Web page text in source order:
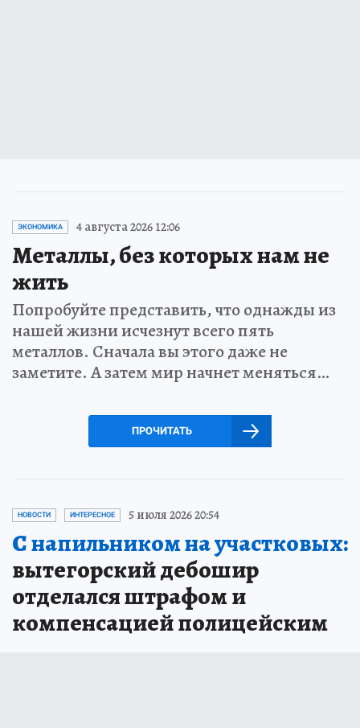
ЭКОНОМИКА 4 августа 2026 12:06
Металлы, без которых нам не
жить
Попробуйте представить, что однажды из
нашей жизни исчезнут всего пять
металлов. Сначала вы этого даже не
заметите. А затем мир начнет меняться…
ПРОЧИТАТЬ
НОВОСТИ ИНТЕРЕСНОЕ 5 июля 2026 20:54
С напильником на участковых:
вытегорский дебошир
отделался штрафом и
компенсацией полицейским